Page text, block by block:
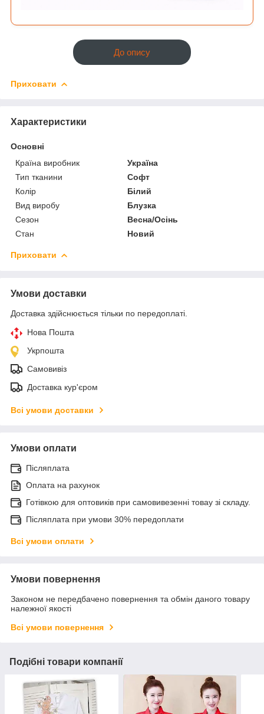
До опису
Приховати
Характеристики
Основні
Країна виробник
Україна
Тип тканини
Софт
Колір
Білий
Вид виробу
Блузка
Сезон
Весна/Осінь
Стан
Новий
Приховати
Умови доставки
Доставка здійснюється тільки по передоплаті.
Нова Пошта
Укрпошта
Самовивіз
Доставка кур'єром
Всі умови доставки
Умови оплати
Післяплата
Оплата на рахунок
Готівкою для оптовиків при самовивезенні товау зі складу.
Післяплата при умови 30% передоплати
Всі умови оплати
Умови повернення
Законом не передбачено повернення та обмін даного товару
належної якості
Всі умови повернення
Подібні товари компанії